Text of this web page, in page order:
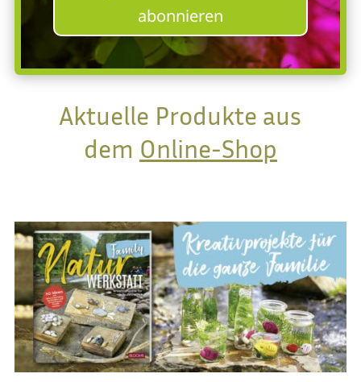
abonnieren
Aktuelle Produkte aus
dem Online-Shop